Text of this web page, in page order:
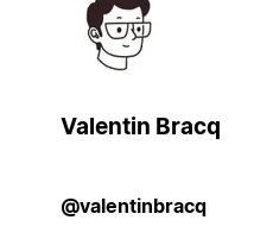
Valentin Bracq
@valentinbracq